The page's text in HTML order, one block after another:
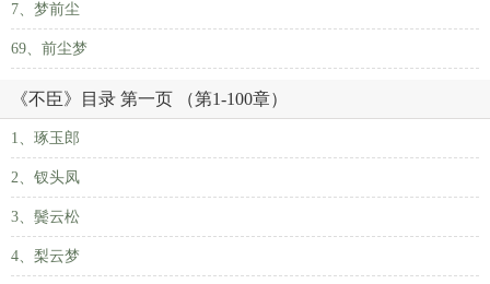
7、梦前尘
69、前尘梦
《不臣》目录 第一页 （第1-100章）
1、琢玉郎
2、钗头凤
3、鬓云松
4、梨云梦